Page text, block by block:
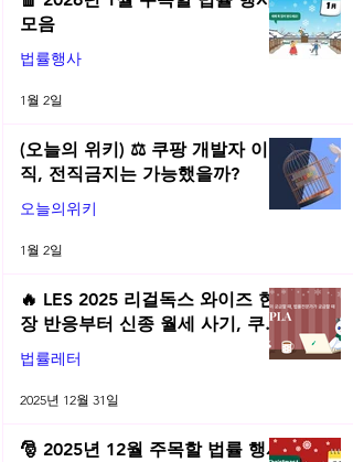
모음
법률행사
1월 2일
(오늘의 위키) ⚖️ 쿠팡 개발자 이
직, 전직금지는 가능했을까?
오늘의위키
1월 2일
🔥 LES 2025 리걸독스 와이즈 현
장 반응부터 신종 월세 사기, 쿠팡
전직금지 가처분 위키까지| 2025
년 12월 네플라 법률레터
법률레터
2025년 12월 31일
🎅 2025년 12월 주목할 법률 행사